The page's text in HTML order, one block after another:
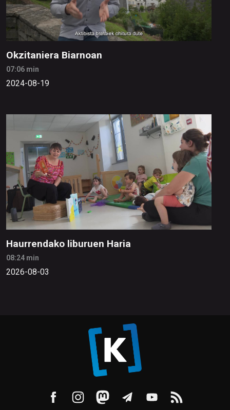
Okzitaniera Biarnoan
07:06 min
2024-08-19
Haurrendako liburuen Haria
08:24 min
2026-08-03